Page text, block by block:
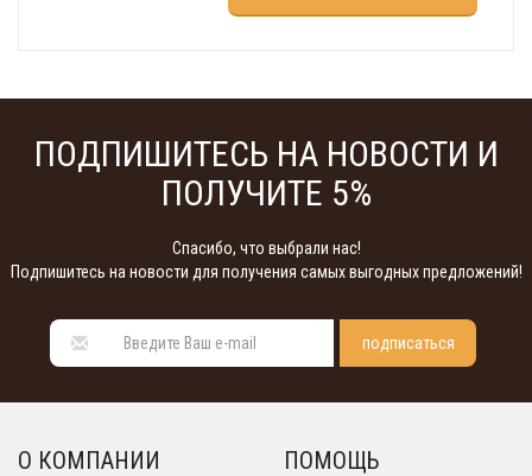
ПОДПИШИТЕСЬ НА НОВОСТИ И
ПОЛУЧИТЕ 5%
Спасибо, что выбрали нас!
Подпишитесь на новости для получения самых выгодных предложений!
подписаться
О КОМПАНИИ ПОМОЩЬ